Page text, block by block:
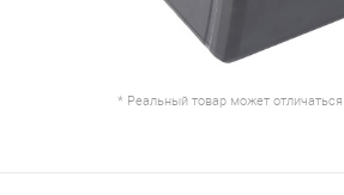
* Реальный товар может отличаться